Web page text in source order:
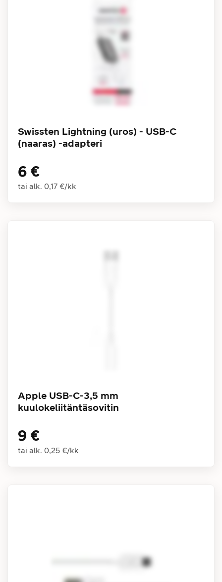
Swissten Lightning (uros) - USB-C
(naaras) -adapteri
6 €
tai alk. 0,17 €/kk
Apple USB-C-3,5 mm
kuulokeliitäntäsovitin
9 €
tai alk. 0,25 €/kk